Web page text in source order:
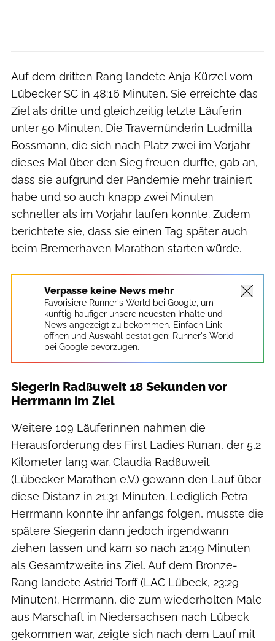
Auf dem dritten Rang landete Anja Kürzel vom
Lübecker SC in 48:16 Minuten. Sie erreichte das
Ziel als dritte und gleichzeitig letzte Läuferin
unter 50 Minuten. Die Travemünderin Ludmilla
Bossmann, die sich nach Platz zwei im Vorjahr
dieses Mal über den Sieg freuen durfte, gab an,
dass sie aufgrund der Pandemie mehr trainiert
habe und so auch knapp zwei Minuten
schneller als im Vorjahr laufen konnte. Zudem
berichtete sie, dass sie einen Tag später auch
beim Bremerhaven Marathon starten würde.
Verpasse keine News mehr
Favorisiere Runner's World bei Google, um
künftig häufiger unsere neuesten Inhalte und
News angezeigt zu bekommen. Einfach Link
öffnen und Auswahl bestätigen: Runner's World
bei Google bevorzugen.
Siegerin Radßuweit 18 Sekunden vor
Herrmann im Ziel
Weitere 109 Läuferinnen nahmen die
Herausforderung des First Ladies Runan, der 5,2
Kilometer lang war. Claudia Radßuweit
(Lübecker Marathon e.V.) gewann den Lauf über
diese Distanz in 21:31 Minuten. Lediglich Petra
Herrmann konnte ihr anfangs folgen, musste die
spätere Siegerin dann jedoch irgendwann
ziehen lassen und kam so nach 21:49 Minuten
als Gesamtzweite ins Ziel. Auf dem Bronze-
Rang landete Astrid Torff (LAC Lübeck, 23:29
Minuten). Herrmann, die zum wiederholten Male
aus Marschaft in Niedersachsen nach Lübeck
gekommen war, zeigte sich nach dem Lauf mit